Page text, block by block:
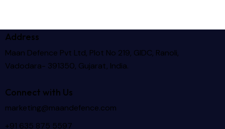
Address
Maan Defence Pvt Ltd, Plot No 219, GIDC, Ranoli,
Vadodara- 391350, Gujarat, India.
Connect with Us
marketing@maandefence.com
+91 635 875 5597